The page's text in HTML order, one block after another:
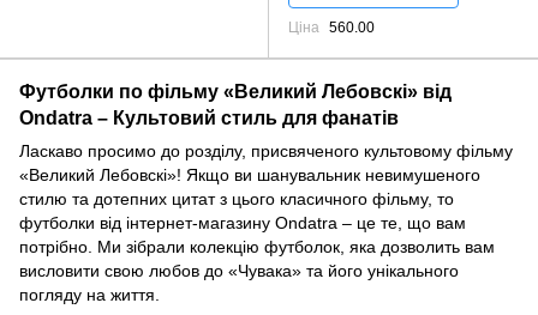
Ціна 560.00
Футболки по фільму «Великий Лебовскі» від
Ondatra – Культовий стиль для фанатів
Ласкаво просимо до розділу, присвяченого культовому фільму
«Великий Лебовскі»! Якщо ви шанувальник невимушеного
стилю та дотепних цитат з цього класичного фільму, то
футболки від інтернет-магазину Ondatra – це те, що вам
потрібно. Ми зібрали колекцію футболок, яка дозволить вам
висловити свою любов до «Чувака» та його унікального
погляду на життя.